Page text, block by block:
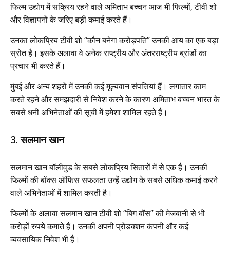
फिल्म उद्योग में सक्रिय रहने वाले अमिताभ बच्चन आज भी फिल्मों, टीवी शो
और विज्ञापनों के जरिए बड़ी कमाई करते हैं।
उनका लोकप्रिय टीवी शो “कौन बनेगा करोड़पति” उनकी आय का एक बड़ा
स्रोत है। इसके अलावा वे अनेक राष्ट्रीय और अंतरराष्ट्रीय ब्रांडों का
प्रचार भी करते हैं।
मुंबई और अन्य शहरों में उनकी कई मूल्यवान संपत्तियां हैं। लगातार काम
करते रहने और समझदारी से निवेश करने के कारण अमिताभ बच्चन भारत के
सबसे धनी अभिनेताओं की सूची में हमेशा शामिल रहते हैं।
3. सलमान खान
सलमान खान बॉलीवुड के सबसे लोकप्रिय सितारों में से एक हैं। उनकी
फिल्मों की बॉक्स ऑफिस सफलता उन्हें उद्योग के सबसे अधिक कमाई करने
वाले अभिनेताओं में शामिल करती है।
फिल्मों के अलावा सलमान खान टीवी शो “बिग बॉस” की मेजबानी से भी
करोड़ों रुपये कमाते हैं। उनकी अपनी प्रोडक्शन कंपनी और कई
व्यवसायिक निवेश भी हैं।